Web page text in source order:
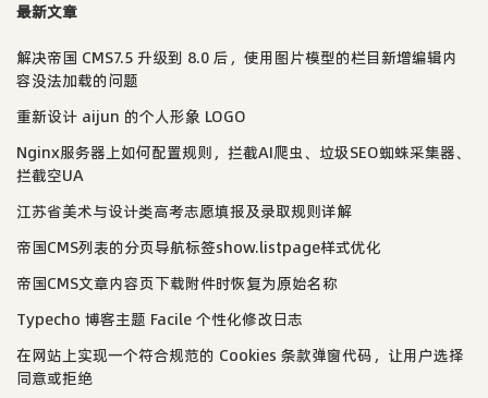
最新文章
解决帝国 CMS7.5 升级到 8.0 后，使用图片模型的栏目新增编辑内
容没法加载的问题
重新设计 aijun 的个人形象 LOGO
Nginx服务器上如何配置规则，拦截AI爬虫、垃圾SEO蜘蛛采集器、
拦截空UA
江苏省美术与设计类高考志愿填报及录取规则详解
帝国CMS列表的分页导航标签show.listpage样式优化
帝国CMS文章内容页下载附件时恢复为原始名称
Typecho 博客主题 Facile 个性化修改日志
在网站上实现一个符合规范的 Cookies 条款弹窗代码，让用户选择
同意或拒绝